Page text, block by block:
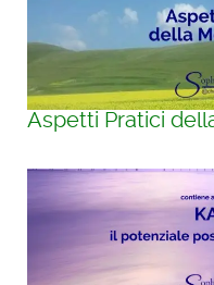
Aspetti Pratici